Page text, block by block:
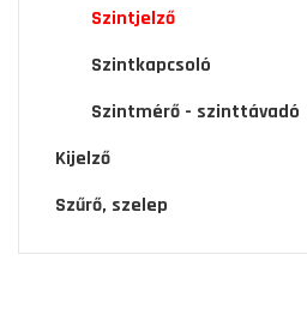
Szintjelző
Szintkapcsoló
Szintmérő - szinttávadó
Kijelző
Szűrő, szelep